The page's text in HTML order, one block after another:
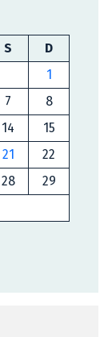
S
D
1
7
8
14
15
21
22
28
29